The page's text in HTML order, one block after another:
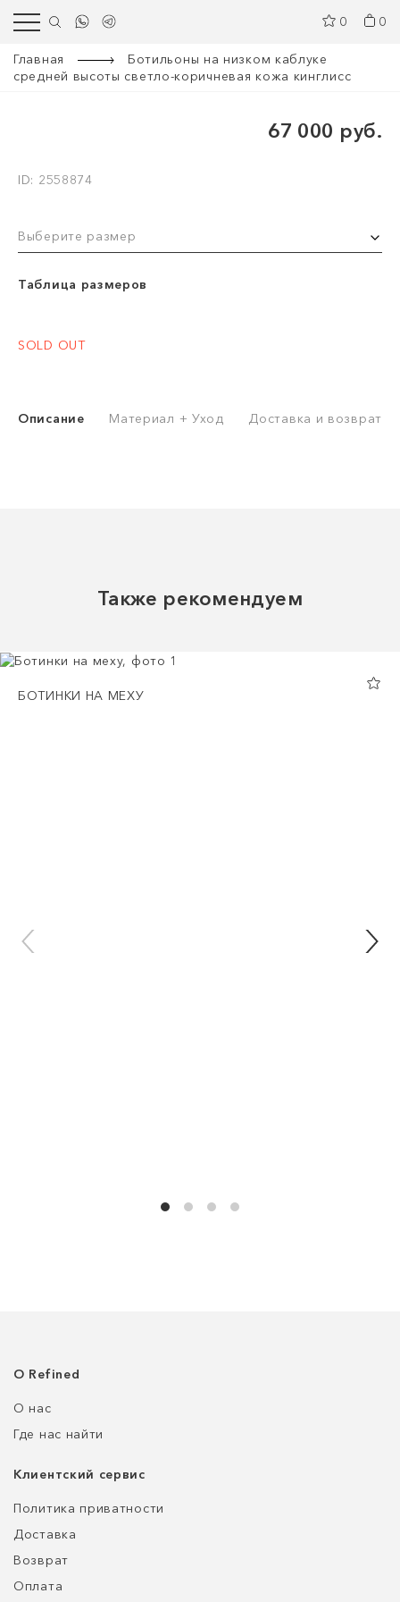
0 0
Главная
Ботильоны на низком каблуке
средней высоты светло-коричневая кожа кинглисс
67 000 руб.
ID: 2558874
Выберите размер
Таблица размеров
SOLD OUT
Описание Материал + Уход Доставка и возврат
Также рекомендуем
БОТИНКИ НА МЕХУ
О Refined
О нас
Где нас найти
Клиентский сервис
Политика приватности
Доставка
Возврат
Оплата